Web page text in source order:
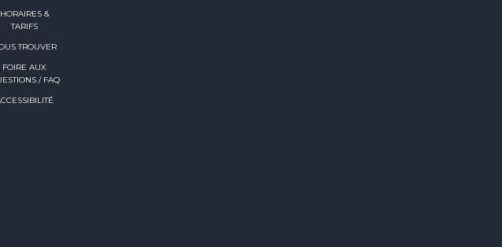
HORAIRES &
TARIFS
TROUVER
FOIRE AUX
/ FAQ